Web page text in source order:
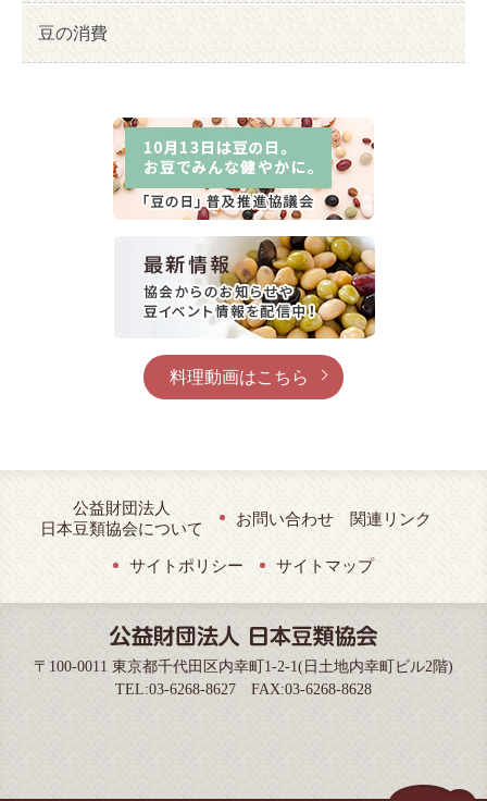
豆の消費
料理動画はこちら
公益財団法人
日本豆類協会について
お問い合わせ 関連リンク
サイトポリシー サイトマップ
〒100-0011 東京都千代田区内幸町1-2-1(日土地内幸町ビル2階)
TEL:03-6268-8627 FAX:03-6268-8628